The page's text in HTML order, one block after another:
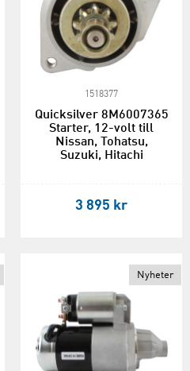
1518377
Quicksilver 8M6007365
Starter, 12-volt till
Nissan, Tohatsu,
Suzuki, Hitachi
3 895 kr
Nyheter